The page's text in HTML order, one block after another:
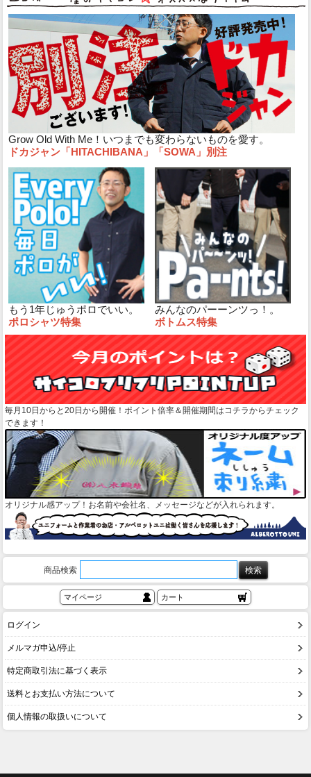
Grow Old With Me！いつまでも変わらないものを愛す。
ドカジャン「HITACHIBANA」「SOWA」別注
もう1年じゅうポロでいい。
ポロシャツ特集
みんなのパーーンツっ！。
ボトムス特集
毎月10日からと20日から開催！ポイント倍率＆開催期間はコチラからチェック
できます！
オリジナル感アップ！お名前や会社名、メッセージなどが入れられます。
商品検索
マイページ カート
ログイン
メルマガ申込/停止
特定商取引法に基づく表示
送料とお支払い方法について
個人情報の取扱いについて